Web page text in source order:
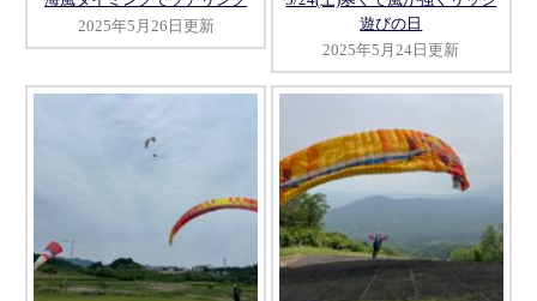
2025年5月26日更新
遊びの日
2025年5月24日更新